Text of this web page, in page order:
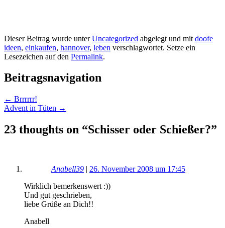
Dieser Beitrag wurde unterUncategorized abgelegt und mit doofe
ideen, einkaufen, hannover, leben verschlagwortet. Setze ein
Lesezeichen auf den Permalink.
Beitragsnavigation
← Brrrrrr!
Advent in Tüten →
23 thoughts on “Schisser oder Schießer?”
Anabell39 | 26. November 2008 um 17:45
Wirklich bemerkenswert :))
Und gut geschrieben,
liebe Grüße an Dich!!
Anabell